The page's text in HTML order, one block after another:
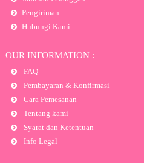
Pengiriman
Hubungi Kami
OUR INFORMATION :
FAQ
Pembayaran & Konfirmasi
Cara Pemesanan
Tentang kami
Syarat dan Ketentuan
Info Legal